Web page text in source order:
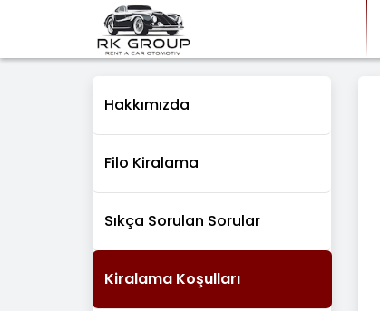
Hakkımızda
Filo Kiralama
Sıkça Sorulan Sorular
Kiralama Koşulları